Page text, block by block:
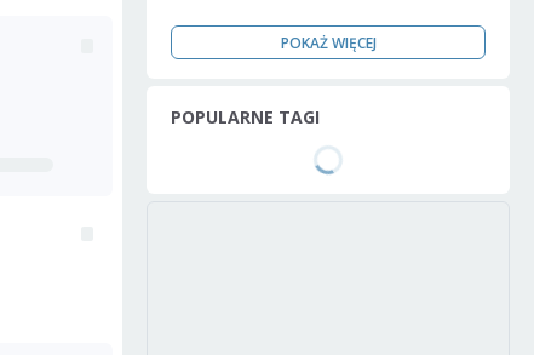
POKAŻ WIĘCEJ
POPULARNE TAGI